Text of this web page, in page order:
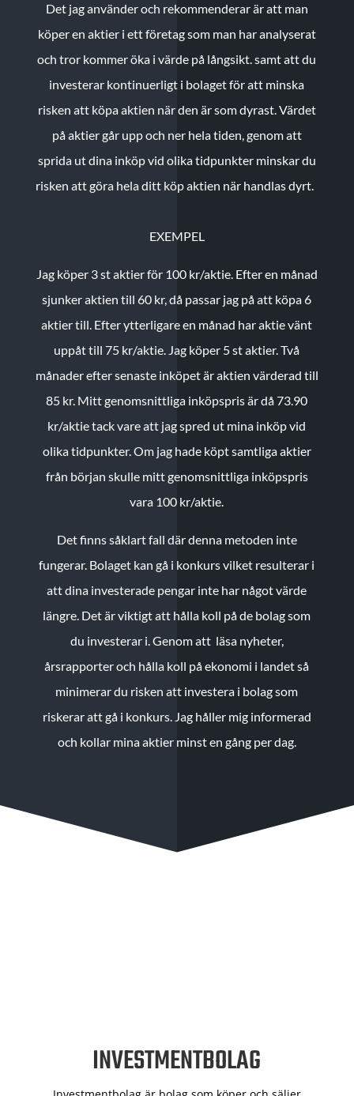
Det jag använder och rekommenderar är att man
köper en aktier i ett företag som man har analyserat
och tror kommer öka i värde på långsikt. samt att du
investerar kontinuerligt i bolaget för att minska
risken att köpa aktien när den är som dyrast. Värdet
på aktier går upp och ner hela tiden, genom att
sprida ut dina inköp vid olika tidpunkter minskar du
risken att göra hela ditt köp aktien när handlas dyrt.
EXEMPEL
Jag köper 3 st aktier för 100 kr/aktie. Efter en månad
sjunker aktien till 60 kr, då passar jag på att köpa 6
aktier till. Efter ytterligare en månad har aktie vänt
uppåt till 75 kr/aktie. Jag köper 5 st aktier.Två
månader efter senaste inköpet är aktien värderad till
85 kr. Mitt genomsnittliga inköpspris är då 73.90
kr/aktie tack vare att jag spred ut mina inköp vid
olika tidpunkter. Om jag hade köpt samtliga aktier
från början skulle mitt genomsnittliga inköpspris
vara 100 kr/aktie.
Det finns såklart fall där denna metoden inte
fungerar. Bolaget kan gå i konkurs vilket resulterar i
att dina investerade pengar inte har något värde
längre. Det är viktigt att hålla koll på de bolag som
du investerar i. Genom att läsa nyheter,
årsrapporter och hålla koll på ekonomi i landet så
minimerar du risken att investera i bolag som
riskerar att gå i konkurs. Jag håller mig informerad
och kollar mina aktier minst en gång per dag.
INVESTMENTBOLAG